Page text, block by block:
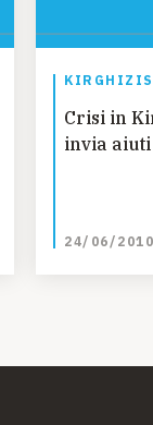
Crisi in
invia
24/06/2010